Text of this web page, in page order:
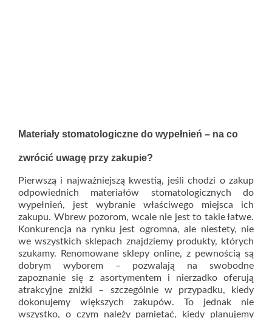
Materiały stomatologiczne do wypełnień – na co
zwrócić uwagę przy zakupie?
Pierwszą i najważniejszą kwestią, jeśli chodzi o zakup
odpowiednich materiałów stomatologicznych do
wypełnień, jest wybranie właściwego miejsca ich
zakupu. Wbrew pozorom, wcale nie jest to takie łatwe.
Konkurencja na rynku jest ogromna, ale niestety, nie
we wszystkich sklepach znajdziemy produkty, których
szukamy. Renomowane sklepy online, z pewnością są
dobrym wyborem – pozwalają na swobodne
zapoznanie się z asortymentem i nierzadko oferują
atrakcyjne zniżki – szczególnie w przypadku, kiedy
dokonujemy większych zakupów. To jednak nie
wszystko, o czym należy pamiętać, kiedy planujemy